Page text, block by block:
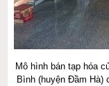
Mô hình bán tạp hóa
Bình (huyện Đầm Hà)